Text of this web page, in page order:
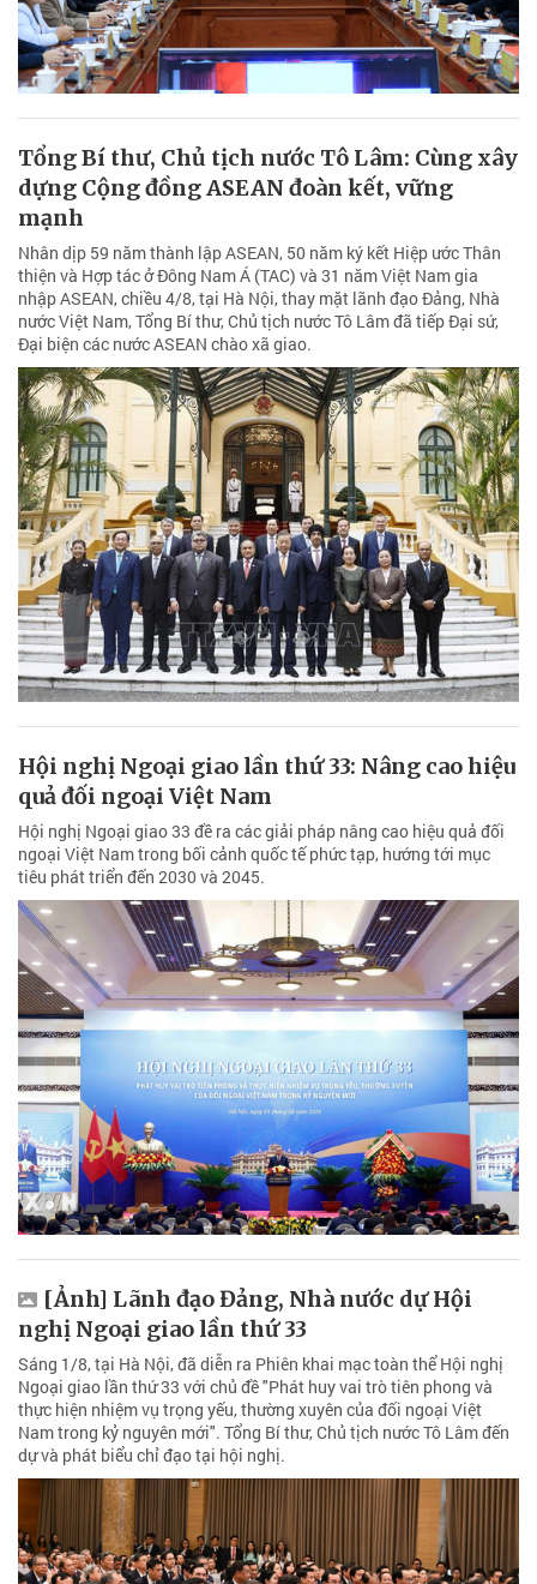
Tổng Bí thư, Chủ tịch nước Tô Lâm: Cùng xây
dựng Cộng đồng ASEAN đoàn kết, vững
mạnh
Nhân dịp 59 năm thành lập ASEAN, 50 năm ký kết Hiệp ước Thân
thiện và Hợp tác ở Đông Nam Á (TAC) và 31 năm Việt Nam gia
nhập ASEAN, chiều 4/8, tại Hà Nội, thay mặt lãnh đạo Đảng, Nhà
nước Việt Nam, Tổng Bí thư, Chủ tịch nước Tô Lâm đã tiếp Đại sứ,
Đại biện các nước ASEAN chào xã giao.
Hội nghị Ngoại giao lần thứ 33: Nâng cao hiệu
quả đối ngoại Việt Nam
Hội nghị Ngoại giao 33 đề ra các giải pháp nâng cao hiệu quả đối
ngoại Việt Nam trong bối cảnh quốc tế phức tạp, hướng tới mục
tiêu phát triển đến 2030 và 2045.
[Ảnh] Lãnh đạo Đảng, Nhà nước dự Hội
nghị Ngoại giao lần thứ 33
Sáng 1/8, tại Hà Nội, đã diễn ra Phiên khai mạc toàn thể Hội nghị
Ngoại giao lần thứ 33 với chủ đề "Phát huy vai trò tiên phong và
thực hiện nhiệm vụ trọng yếu, thường xuyên của đối ngoại Việt
Nam trong kỷ nguyên mới". Tổng Bí thư, Chủ tịch nước Tô Lâm đến
dự và phát biểu chỉ đạo tại hội nghị.